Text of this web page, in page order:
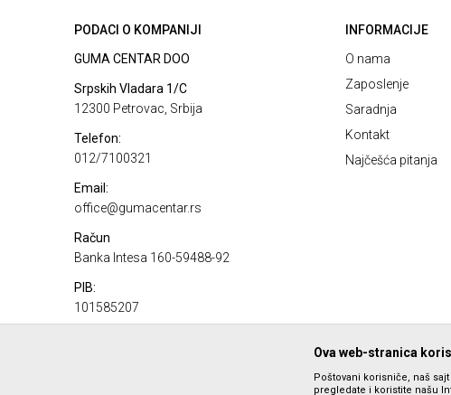
PODACI O KOMPANIJI
GUMA CENTAR DOO
Srpskih Vladara 1/C
12300 Petrovac, Srbija
Telefon:
012/7100321
Email:
office@gumacentar.rs
Račun
Banka Intesa 160-59488-92
PIB:
101585207
INFORMACIJE
O nama
Zaposlenje
Saradnja
Kontakt
Najčešća pitanja
Ova web-stranica
Poštovani korisniče, naš
pregledate i koristite našu